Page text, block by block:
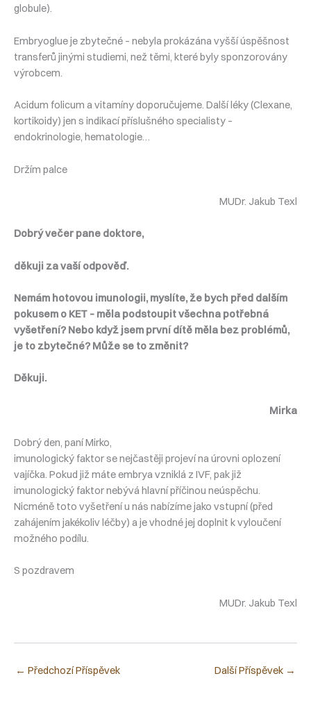
globule).
Embryoglue je zbytečné – nebyla prokázána vyšší úspěšnost
transferů jinými studiemi, než těmi, které byly sponzorovány
výrobcem.
Acidum folicum a vitamíny doporučujeme. Další léky (Clexane,
kortikoidy) jen s indikací příslušného specialisty –
endokrinologie, hematologie…
Držím palce
MUDr. Jakub Texl
Dobrý večer pane doktore,
děkuji za vaší odpověď.
Nemám hotovou imunologii, myslíte, že bych před dalším
pokusem o KET – měla podstoupit všechna potřebná
vyšetření? Nebo když jsem první dítě měla bez problémů,
je to zbytečné? Může se to změnit?
Děkuji.
Mirka
Dobrý den, paní Mirko,
imunologický faktor se nejčastěji projeví na úrovni oplození
vajíčka. Pokud již máte embrya vzniklá z IVF, pak již
imunologický faktor nebývá hlavní příčinou neúspěchu.
Nicméně toto vyšetření u nás nabízíme jako vstupní (před
zahájením jakékoliv léčby) a je vhodné jej doplnit k vyloučení
možného podílu.
S pozdravem
MUDr. Jakub Texl
← Předchozí Příspěvek Další Příspěvek →